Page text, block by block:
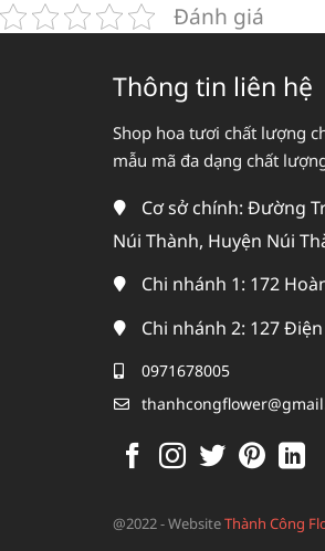
Đánh giá
Thông tin liên hệ
Shop hoa tươi chất lượng
mẫu mã đa dạng chất
Cơ sở chính: Đường
Núi Thành, Huyện Núi
Chi nhánh 1: 172
Chi nhánh 2: 127
0971678005
@2022 - WebsiteThành Công